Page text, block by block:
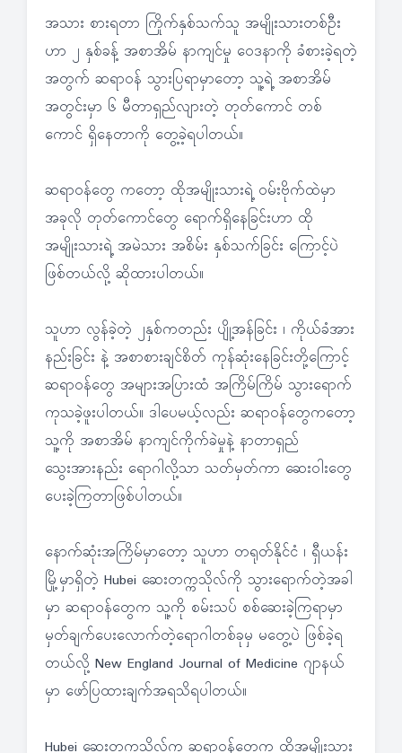
အသား စားရတာ ကြိုက်နှစ်သက်သူ အမျိုးသားတစ်ဦး
ဟာ ၂ နှစ်ခန့် အစာအိမ် နာကျင်မှု ဝေဒနာကို ခံစားခဲ့ရတဲ့
အတွက် ဆရာဝန် သွားပြရာမှာတော့ သူ့ရဲ့ အစာအိမ်
အတွင်းမှာ ၆ မီတာရှည်လျားတဲ့ တုတ်ကောင် တစ်
ကောင် ရှိနေတာကို တွေ့ခဲ့ရပါတယ်။
ဆရာဝန်တွေ ကတော့ ထိုအမျိုးသားရဲ့ ဝမ်းဗိုက်ထဲမှာ
အခုလို တုတ်ကောင်တွေ ရောက်ရှိနေခြင်းဟာ ထို
အမျိုးသားရဲ့ အမဲသား အစိမ်း နှစ်သက်ခြင်း ကြောင့်ပဲ
ဖြစ်တယ်လို့ ဆိုထားပါတယ်။
သူဟာ လွန်ခဲ့တဲ့ ၂နှစ်ကတည်း ပျို့အန်ခြင်း ၊ ကိုယ်ခံအား
နည်းခြင်း နဲ့ အစာစားချင်စိတ် ကုန်ဆုံးနေခြင်းတို့ကြောင့်
ဆရာဝန်တွေ အများအပြားထံ အကြိမ်ကြိမ် သွားရောက်
ကုသခဲ့ဖူးပါတယ်။ ဒါပေမယ့်လည်း ဆရာဝန်တွေကတော့
သူ့ကို အစာအိမ် နာကျင်ကိုက်ခဲမှုနဲ့ နာတာရှည်
သွေးအားနည်း ရောဂါလို့သာ သတ်မှတ်ကာ ဆေးဝါးတွေ
ပေးခဲ့ကြတာဖြစ်ပါတယ်။
နောက်ဆုံးအကြိမ်မှာတော့ သူဟာ တရုတ်နိုင်ငံ ၊ ရှီယန်း
မြို့မှာရှိတဲ့ Hubei ဆေးတက္ကသိုလ်ကို သွားရောက်တဲ့အခါ
မှာ ဆရာဝန်တွေက သူ့ကို စမ်းသပ် စစ်ဆေးခဲ့ကြရာမှာ
မှတ်ချက်ပေးလောက်တဲ့ရောဂါတစ်ခုမှ မတွေ့ပဲ ဖြစ်ခဲ့ရ
တယ်လို့ New England Journal of Medicine ဂျာနယ်
မှာ ဖော်ပြထားချက်အရသိရပါတယ်။
Hubei ဆေးတက္ကသိုလ်က ဆရာဝန်တွေက ထိုအမျိုးသား